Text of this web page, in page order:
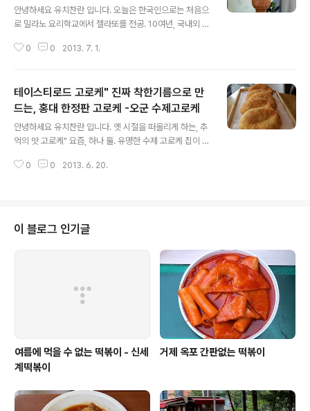
띠 젤라띠
안녕하세요 유치찬란 입니다. 오늘은 한국인으로는 처음으
로 밀라노 요리학교에서 젤라또를 전공. 10여년, 국내외 근
점을 찾아가 봅니다. 얼마전, 올리브TV 의 테이스티로드에
0 0 2013. 7. 1.
테이스티로드 고로케" 진짜 착한기름으로 만
드는, 홍대 한정판 고로케 -오군 수제고로케
안녕하세요 유치찬란 입니다. 옛 시절을 떠올리게 하는, 추
억의 맛 고로케" 요즘, 하나 둘. 유명한 수제 고로케 집이 생
프렌차이즈 빵 집의 메뉴 구성용이 아닌, 좋은재료로 정성
0 0 2013. 6. 20.
이 블로그 인기글
여름에 먹을 수 없는 떡볶이 - 신세
계떡볶이
거제 옥포 간판없는 떡볶이